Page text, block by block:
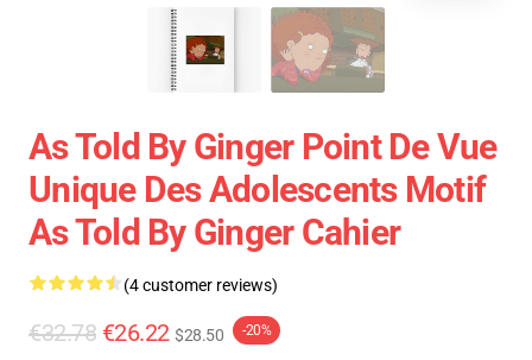
As Told By Ginger Point De Vue
Unique Des Adolescents Motif
As Told By Ginger Cahier
(4 customer reviews)
€32.78 €26.22 $28.50 -20%